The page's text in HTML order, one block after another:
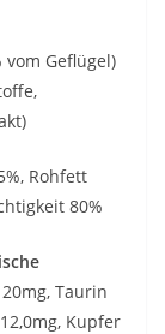
vom Geflügel)
Rohfett
80%
Taurin
Kupfer